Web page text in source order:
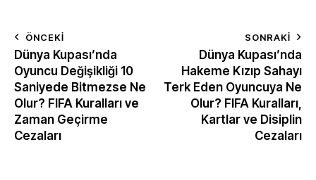
ÖNCEKI
Dünya Kupası’nda
Oyuncu Değişikliği 10
Saniyede Bitmezse Ne
Olur? FIFA Kuralları ve
Zaman Geçirme
Cezaları
SONRAKI
Dünya Kupası’nda
Hakeme Kızıp Sahayı
Terk Eden Oyuncuya Ne
Olur? FIFA Kuralları,
Kartlar ve Disiplin
Cezaları